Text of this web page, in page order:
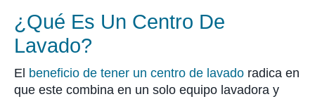
¿Qué Es Un Centro De
Lavado?
El beneficio de tener un centro de lavado radica en
que este combina en un solo equipo lavadora y